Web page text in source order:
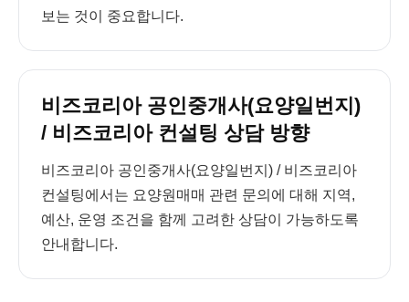
보는 것이 중요합니다.
비즈코리아 공인중개사(요양일번지)
/ 비즈코리아 컨설팅 상담 방향
비즈코리아 공인중개사(요양일번지) / 비즈코리아
컨설팅에서는 요양원매매 관련 문의에 대해 지역,
예산, 운영 조건을 함께 고려한 상담이 가능하도록
안내합니다.